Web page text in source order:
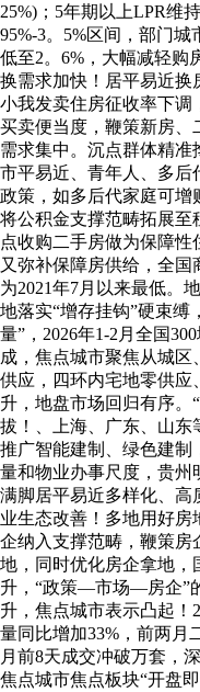
25%)；5年期以上LPR维
95%-3。5%区间，部门
低至2。6%，大幅减轻购
换需求加快！居平易近换
小我发卖住房征收率下调
买卖便当度，鞭策新房、
需求集中。沉点群体精
市平易近、青年人、多后
政策，如多后代家庭可增
将公积金支撑范畴拓展至
点收购二手房做为保障性
又弥补保障房供给，全国
为2021年7月以来最低。
地落实“增存挂钩”硬束缚
量”，2026年1-2月全国
成，焦点城市聚焦从城
供应，四环内宅地零供应
升，地盘市场回归有序。
拔！、上海、广东、山东
推广智能建制、绿色建制
量和物业办事尺度，贵州
满脚居平易近多样化、高
业生态改善！多地用好房
企纳入支撑范畴，鞭策房
地，同时优化房企拿地，
升，“政策—市场—房企”
升，焦点城市表示凸起！
量同比增加33%，前两月
月前8天成交冲破万套，
焦点城市焦点板块“开盘